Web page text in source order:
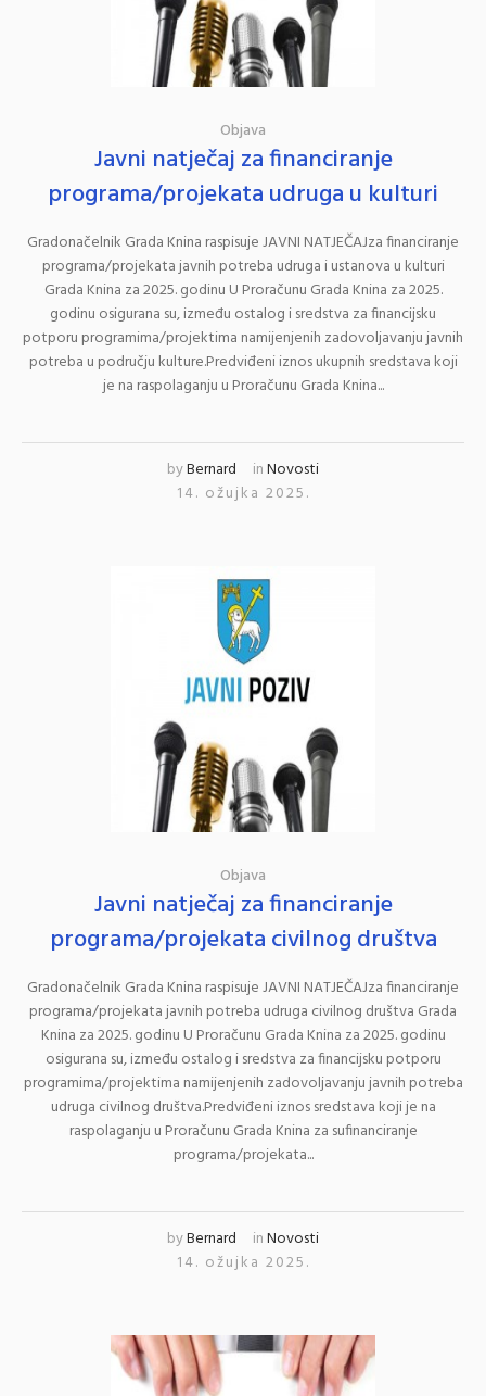
Objava
Javni natječaj za financiranje
programa/projekata udruga u kulturi
Gradonačelnik Grada Knina raspisuje JAVNI NATJEČAJza financiranje
programa/projekata javnih potreba udruga i ustanova u kulturi
Grada Knina za 2025. godinu U Proračunu Grada Knina za 2025.
godinu osigurana su, između ostalog i sredstva za financijsku
potporu programima/projektima namijenjenih zadovoljavanju javnih
potreba u području kulture.Predviđeni iznos ukupnih sredstava koji
je na raspolaganju u Proračunu Grada Knina...
byBernard inNovosti
14. ožujka 2025.
Objava
Javni natječaj za financiranje
programa/projekata civilnog društva
Gradonačelnik Grada Knina raspisuje JAVNI NATJEČAJza financiranje
programa/projekata javnih potreba udruga civilnog društva Grada
Knina za 2025. godinu U Proračunu Grada Knina za 2025. godinu
osigurana su, između ostalog i sredstva za financijsku potporu
programima/projektima namijenjenih zadovoljavanju javnih potreba
udruga civilnog društva.Predviđeni iznos sredstava koji je na
raspolaganju u Proračunu Grada Knina za sufinanciranje
programa/projekata...
byBernard inNovosti
14. ožujka 2025.